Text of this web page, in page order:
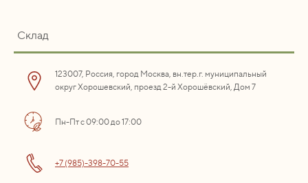
Склад
123007, Россия, город Москва, вн.тер.г. муниципальный
округ Хорошевский, проезд 2-й Хорошёвский, Дом 7
Пн-Пт с 09:00 до 17:00
+7 (985)-398-70-55